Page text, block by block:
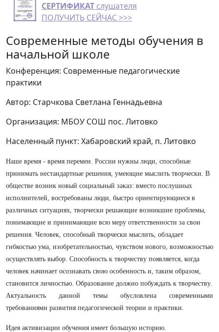
СЕРТИФИКАТ слушателя
ПОЛУЧИТЬ СЕЙЧАС >>>
Современные методы обучения в
начальной школе
Конференция: Современные педагогические
практики
Автор: Старчкова Светлана Геннадьевна
Организация: МБОУ СОШ пос. Литовко
Населенный пункт: Хабаровский край, п. Литовко
Наше время - время перемен. России нужны люди, способные
принимать нестандартные решения, умеющие мыслить творчески. В
обществе возник новый социальный заказ: вместо послушных
исполнителей, востребованы люди, быстро ориентирующиеся в
различных ситуациях, творчески решающие возникшие проблемы,
понимающие и принимающие всю меру ответственности за свои
решения. Человек, способный творчески мыслить, обладает
гибкостью ума, изобретательностью, чувством нового, возможностью
осуществлять выбор. Способность к творчеству появляется, когда
человек начинает осознавать свою особенность и, таким образом,
становится личностью. Образование должно побуждать к творчеству.
Актуальность данной темы обусловлена современными
требованиями развития педагогической теории и практики.
Идея активизации обучения имеет большую историю.